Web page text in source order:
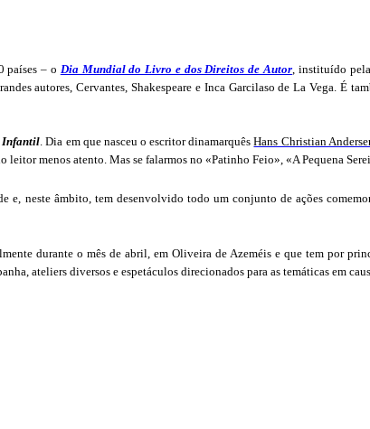
países – o Dia Mundial do Livro e dos Direitos de Autor, instituído
autores, Cervantes, Shakespeare e Inca Garcilaso de La Vega. É
Infantil. Dia em que nasceu o escritor dinamarquêsHans Christian
menos atento. Mas se falarmos no «Patinho Feio», «A Pequena
e, neste âmbito, tem desenvolvido todo um conjunto de ações
durante o mês de abril, em Oliveira de Azeméis e que tem por
ateliers diversos e espetáculos direcionados para as temáticas em